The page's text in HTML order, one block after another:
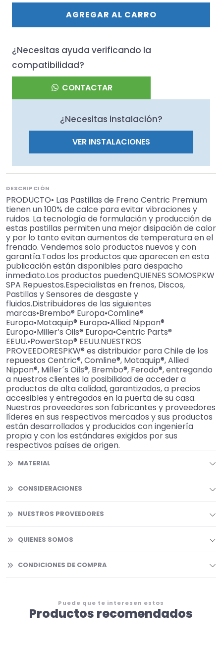
AGREGAR AL CARRO
¿Necesitas ayuda verificando la
compatibilidad?
CONTACTAR
¿Necesitas instalación?
VER INSTALACIONES
DESCRIPCIÓN
PRODUCTO• Las Pastillas de Freno Centric Premium
tienen un 100% de calce para evitar vibraciones y
ruidos. La tecnología de formulación y producción de
estas pastillas permiten una mejor disipación de calor
y por lo tanto evitan aumentos de temperatura en el
frenado. Vendemos solo productos nuevos y con
garantía.Todos los productos que aparecen en esta
publicación están disponibles para despacho
inmediato.Los productos puedenQUIENES SOMOSPKW
SPA Repuestos.Especialistas en frenos, Discos,
Pastillas y Sensores de desgaste y
fluidos.Distribuidores de las siguientes
marcas•Brembo® Europa•Comline®
Europa•Motaquip® Europa•Allied Nippon®
Europa•Miller’s Oils® Europa•Centric Parts®
EEUU.•PowerStop® EEUU.NUESTROS
PROVEEDORESPKW® es distribuidor para Chile de los
repuestos Centric®, Comline®, Motaquip®, Allied
Nippon®, Miller´s Oils®, Brembo®, Ferodo®, entregando
a nuestros clientes la posibilidad de acceder a
productos de alta calidad, garantizados, a precios
accesibles y entregados en la puerta de su casa.
Nuestros proveedores son fabricantes y proveedores
líderes en sus respectivos mercados y sus productos
están desarrollados y producidos con ingeniería
propia y con los estándares exigidos por sus
respectivos países de origen.
MATERIAL
CONSIDERACIONES
NUESTROS PROVEEDORES
QUIENES SOMOS
CONDICIONES DE COMPRA
Puede que te interesen estos
Productos recomendados